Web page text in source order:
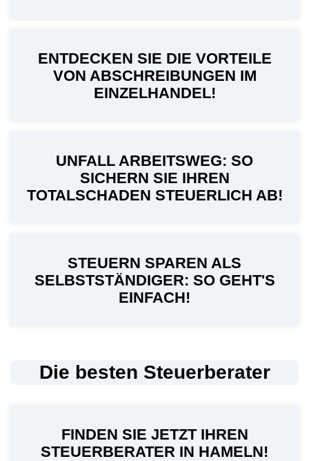
ENTDECKEN SIE DIE VORTEILE
VON ABSCHREIBUNGEN IM
EINZELHANDEL!
UNFALL ARBEITSWEG: SO
SICHERN SIE IHREN
TOTALSCHADEN STEUERLICH AB!
STEUERN SPAREN ALS
SELBSTSTÄNDIGER: SO GEHT'S
EINFACH!
Die besten Steuerberater
FINDEN SIE JETZT IHREN
STEUERBERATER IN HAMELN!